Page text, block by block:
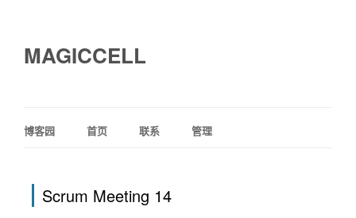
MAGICCELL
博客园 首页 联系 管理
Scrum Meeting 14